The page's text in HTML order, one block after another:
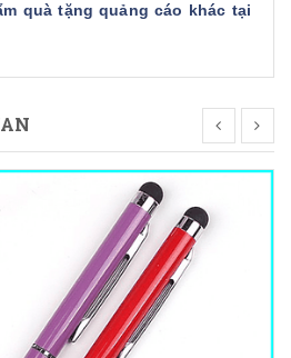
quà tặng quảng cáo khác tại